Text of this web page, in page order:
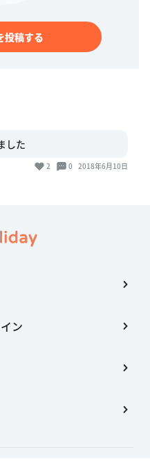
投稿する
した
2 0 2018年6月10日
ン